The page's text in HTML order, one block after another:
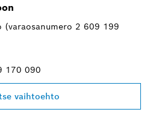
(varaosanumero 2 609 199
170 090
vaihtoehto